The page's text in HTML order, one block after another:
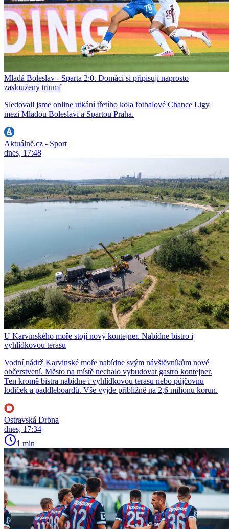
Mladá Boleslav - Sparta 2:0. Domácí si připisují naprosto
zasloužený triumf
Sledovali jsme online utkání třetího kola fotbalové Chance Ligy
mezi Mladou Boleslaví a Spartou Praha.
Aktuálně.cz - Sport
dnes, 17:48
U Karvinského moře stojí nový kontejner. Nabídne bistro i
vyhlídkovou terasu
Vodní nádrž Karvinské moře nabídne svým návštěvníkům nové
občerstvení. Město na místě nechalo vybudovat gastro kontejner.
Ten kromě bistra nabídne i vyhlídkovou terasu nebo půjčovnu
lodiček a paddleboardů. Vše vyjde přibližně na 2,6 milionu korun.
Ostravská Drbna
dnes, 17:34
1 min